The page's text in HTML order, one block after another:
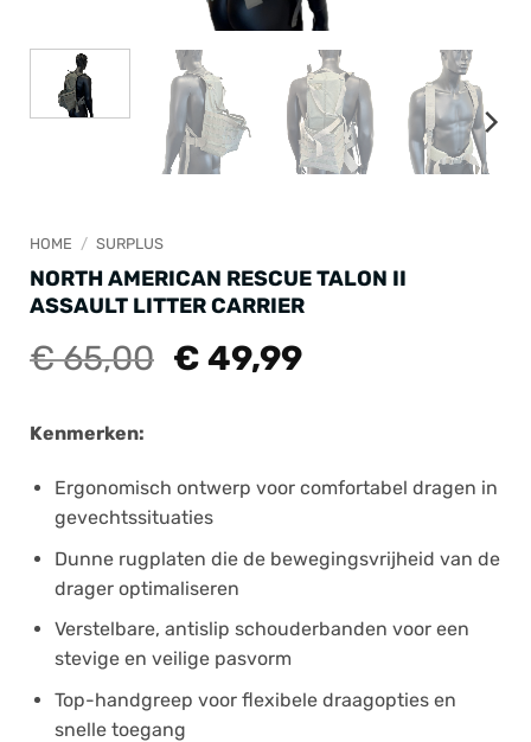
HOME / SURPLUS
NORTH AMERICAN RESCUE TALON II
ASSAULT LITTER CARRIER
€65,00 Oorspronkelijke
€ 49,99Huidige
Kenmerken:
Ergonomisch ontwerp voor comfortabel dragen in
gevechtssituaties
Dunne rugplaten die de bewegingsvrijheid van de
drager optimaliseren
Verstelbare, antislip schouderbanden voor een
stevige en veilige pasvorm
Top-handgreep voor flexibele draagopties en
snelle toegang